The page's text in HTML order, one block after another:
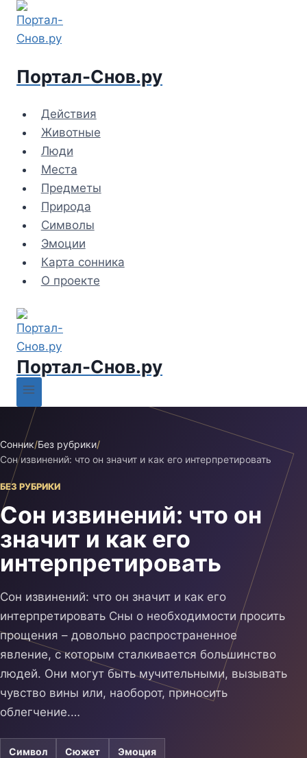
Перейти
содержимому
Портал-Снов.ру
Действия
Животные
Люди
Места
Предметы
Природа
Символы
Эмоции
Карта сонника
О проекте
Портал-Снов.ру
Сонник/Без рубрики/
Сон извинений: что он значит и как его интерпретировать
БЕЗ РУБРИКИ
Сон извинений: что он
значит и как его
интерпретировать
Сон извинений: что он значит и как его
интерпретировать Сны о необходимости просить
прощения – довольно распространенное
явление, с которым сталкивается большинство
людей. Они могут быть мучительными, вызывать
чувство вины или, наоборот, приносить
облегчение.…
Символ Сюжет Эмоция